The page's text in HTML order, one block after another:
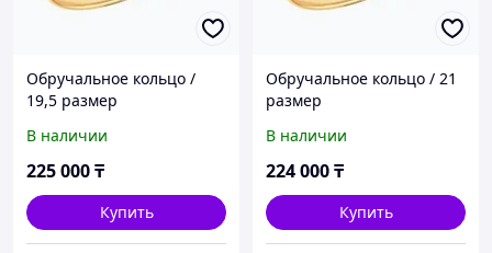
Обручальное кольцо /
19,5 размер
В наличии
225 000₸
Купить
Обручальное кольцо / 21
размер
В наличии
224 000₸
Купить